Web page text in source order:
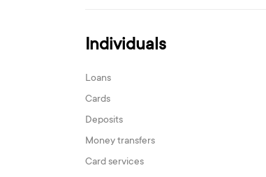
Individuals
Loans
Cards
Deposits
Money transfers
Card services